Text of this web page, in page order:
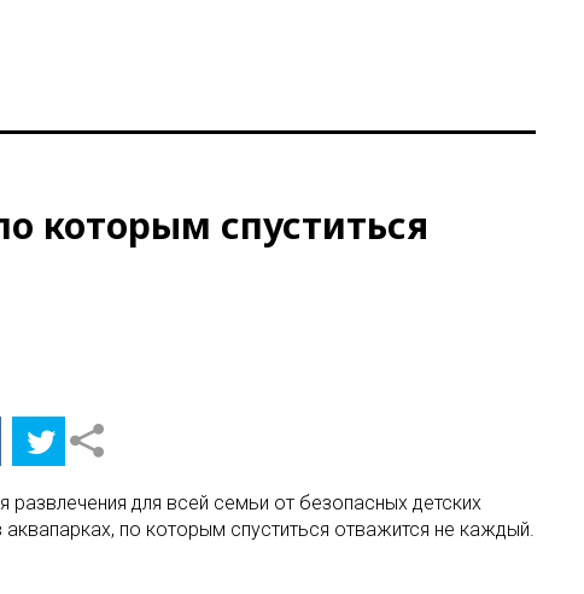
которым спуститься
развлечения для всей семьи от безопасных детских
по которым спуститься отважится не каждый.